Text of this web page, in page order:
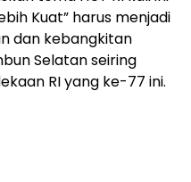
Kuat” harus menjadi
dan kebangkitan
Selatan seiring
RI yang ke-77 ini.